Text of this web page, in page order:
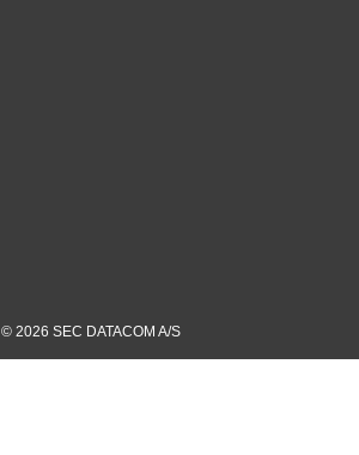
© 2026 SEC DATACOM A/S